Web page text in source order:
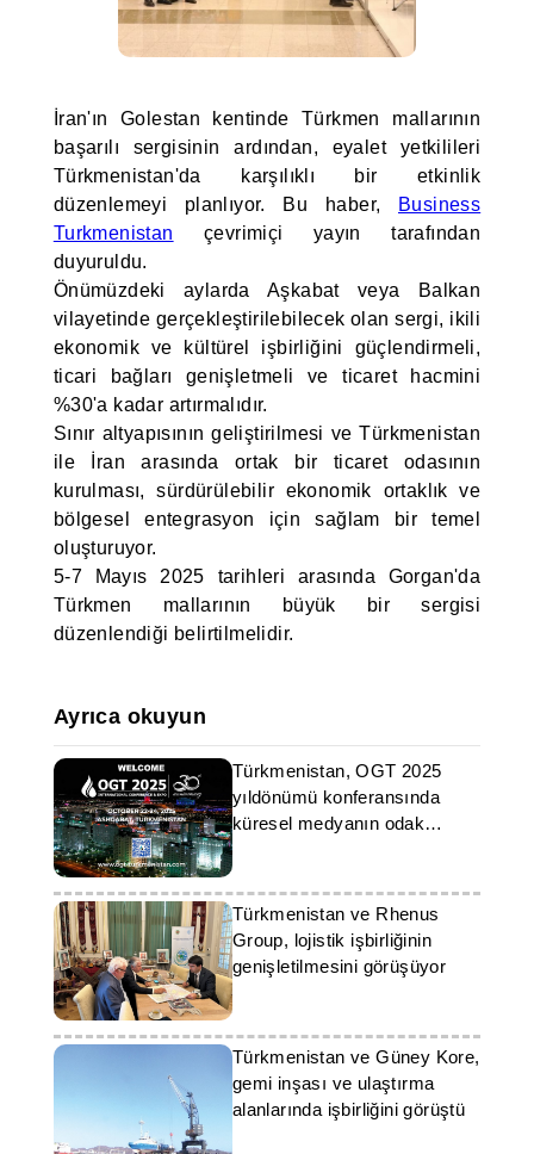
İran'ın Golestan kentinde Türkmen mallarının
başarılı sergisinin ardından, eyalet yetkilileri
Türkmenistan'da karşılıklı bir etkinlik
düzenlemeyi planlıyor. Bu haber,
Business
Turkmenistan çevrimiçi yayın tarafından
duyuruldu.
Önümüzdeki aylarda Aşkabat veya Balkan
vilayetinde gerçekleştirilebilecek olan sergi, ikili
ekonomik ve kültürel işbirliğini güçlendirmeli,
ticari bağları genişletmeli ve ticaret hacmini
%30'a kadar artırmalıdır.
Sınır altyapısının geliştirilmesi ve Türkmenistan
ile İran arasında ortak bir ticaret odasının
kurulması, sürdürülebilir ekonomik ortaklık ve
bölgesel entegrasyon için sağlam bir temel
oluşturuyor.
5-7 Mayıs 2025 tarihleri arasında Gorgan'da
Türkmen mallarının büyük bir sergisi
düzenlendiği belirtilmelidir.
Ayrıca okuyun
Türkmenistan, OGT 2025
yıldönümü konferansında
küresel medyanın odak
noktasında
Türkmenistan ve Rhenus
Group, lojistik işbirliğinin
genişletilmesini görüşüyor
Türkmenistan ve Güney Kore,
gemi inşası ve ulaştırma
alanlarında işbirliğini görüştü